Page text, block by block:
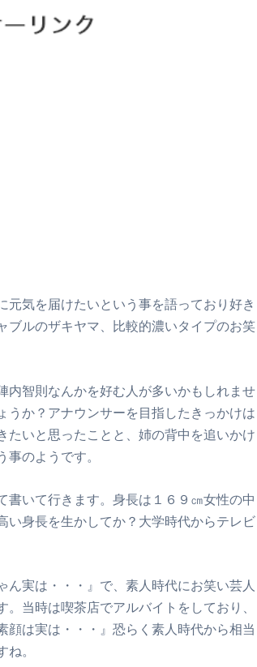
気を届けたいという事を語っており好き
ブルのザキヤマ、比較的濃いタイプのお笑
内智則なんかを好む人が多いかもしれませ
うか？アナウンサーを目指したきっかけは
たいと思ったことと、姉の背中を追いかけ
のようです。
いて行きます。身長は１６９㎝女性の中
い身長を生かしてか？大学時代からテレビ
実は・・・』で、素人時代にお笑い芸人
当時は喫茶店でアルバイトをしており、
顔は実は・・・』恐らく素人時代から相当
。